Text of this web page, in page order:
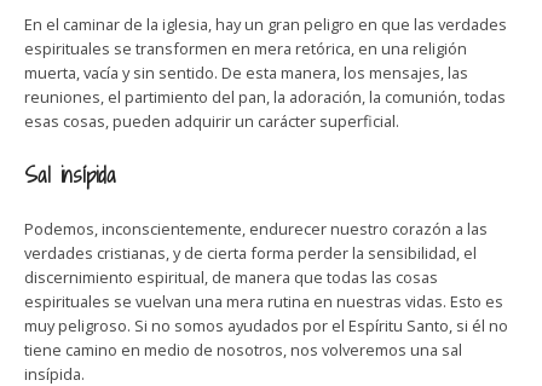
En el caminar de la iglesia, hay un gran peligro en que las verdades
espirituales se transformen en mera retórica, en una religión
muerta, vacía y sin sentido. De esta manera, los mensajes, las
reuniones, el partimiento del pan, la adoración, la comunión, todas
esas cosas, pueden adquirir un carácter superficial.
Sal insípida
Podemos, inconscientemente, endurecer nuestro corazón a las
verdades cristianas, y de cierta forma perder la sensibilidad, el
discernimiento espiritual, de manera que todas las cosas
espirituales se vuelvan una mera rutina en nuestras vidas. Esto es
muy peligroso. Si no somos ayudados por el Espíritu Santo, si él no
tiene camino en medio de nosotros, nos volveremos una sal
insípida.